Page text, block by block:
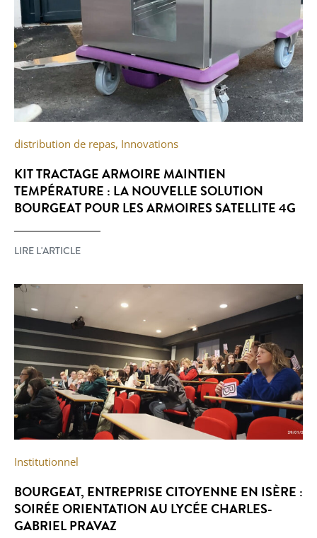
distribution de repas, Innovations
KIT TRACTAGE ARMOIRE MAINTIEN
TEMPÉRATURE : LA NOUVELLE SOLUTION
BOURGEAT POUR LES ARMOIRES SATELLITE 4G
LIRE L'ARTICLE
Institutionnel
BOURGEAT, ENTREPRISE CITOYENNE EN ISÈRE :
SOIRÉE ORIENTATION AU LYCÉE CHARLES-
GABRIEL PRAVAZ